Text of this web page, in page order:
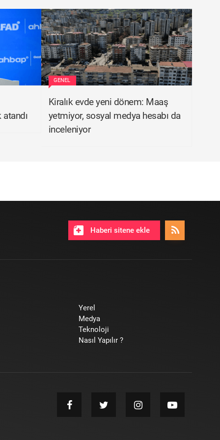
GENEL
Kiralık evde yeni dönem: Maaş
yetmiyor, sosyal medya hesabı da
inceleniyor
Haberi sitene ekle
Yerel
Medya
Teknoloji
Nasıl Yapılır ?